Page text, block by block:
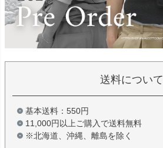
送料について
基本送料：550円
11,000円以上ご購入で送料無料
※北海道、沖縄、離島を除く